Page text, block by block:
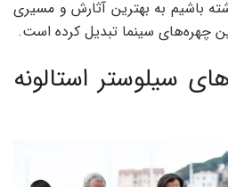
باشیم به بهترین آثارش و مسیری
چهره‌های سینما تبدیل کرده است.
سیلوستر استالونه